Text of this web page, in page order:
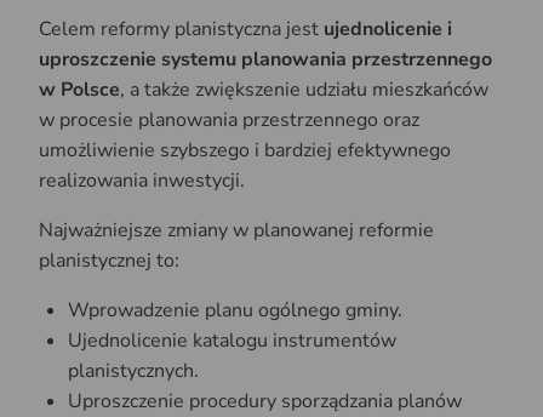
Celem reformy planistyczna jest ujednolicenie i
uproszczenie systemu planowania przestrzennego
w Polsce, a także zwiększenie udziału mieszkańców
w procesie planowania przestrzennego oraz
umożliwienie szybszego i bardziej efektywnego
realizowania inwestycji.
Najważniejsze zmiany w planowanej reformie
planistycznej to:
Wprowadzenie planu ogólnego gminy.
Ujednolicenie katalogu instrumentów
planistycznych.
Uproszczenie procedury sporządzania planów